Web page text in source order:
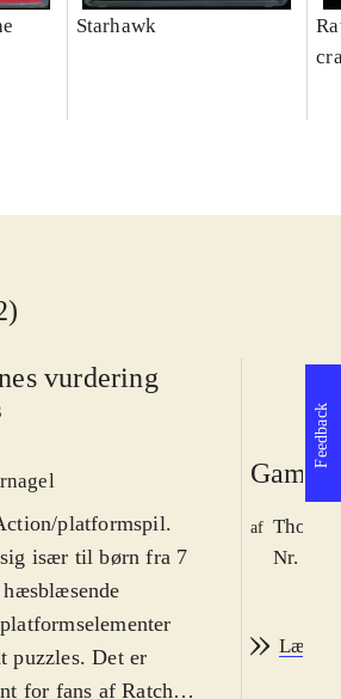
Starhawk
vurdering
platformspil.
især til børn fra 7
puzzles. Det er
for fans af Ratchet
Game
af
Nr.
Læs
Feedback